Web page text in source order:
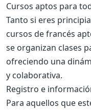
Cursos aptos para
Tanto si eres
cursos de francés
se organizan clases
ofreciendo una
y colaborativa.
Registro e
Para aquellos que